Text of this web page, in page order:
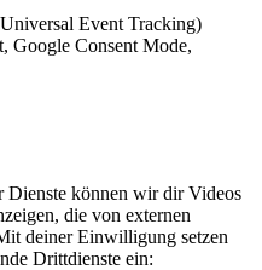
Event Tracking)
Google Consent Mode,
Dienste können wir dir Videos
die von externen
deiner Einwilligung setzen
Drittdienste ein: